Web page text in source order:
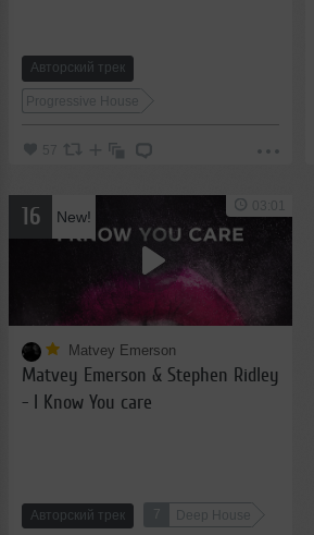
Авторский трек
Progressive House
57
16 New!
Matvey Emerson
Matvey Emerson & Stephen Ridley
- I Know You care
Авторский трек 7 Deep House
03:01